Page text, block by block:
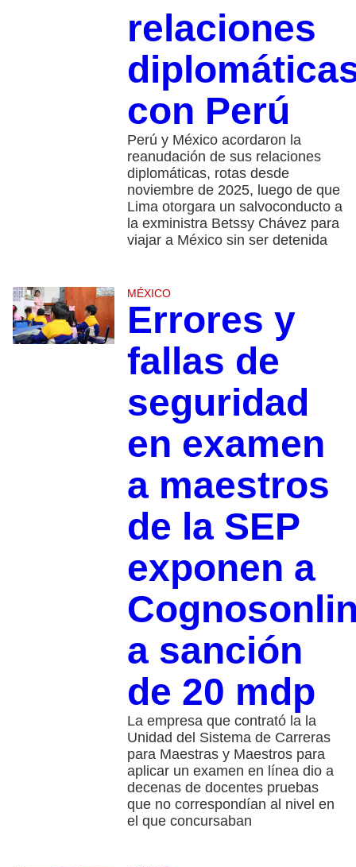
relaciones
con Perú
Perú y México acordaron la
reanudación de sus relaciones
diplomáticas, rotas desde
noviembre de 2025, luego de que
Lima otorgara un salvoconducto a
la exministra Betssy Chávez para
viajar a México sin ser detenida
MÉXICO
Errores y
fallas de
seguridad
en examen
a maestros
de la SEP
exponen a
a sanción
de 20 mdp
La empresa que contrató la la
Unidad del Sistema de Carreras
para Maestras y Maestros para
aplicar un examen en línea dio a
decenas de docentes pruebas
que no correspondían al nivel en
el que concursaban